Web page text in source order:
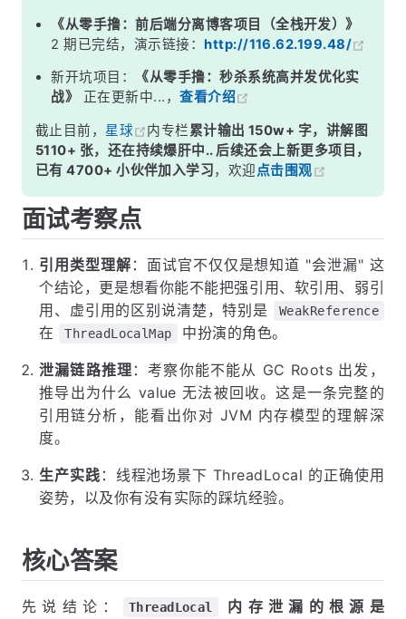
记忆口诀
总结
《从零手撸：前后端分离博客项目（全栈开发）》
2 期已完结，演示链接：http://116.62.199.48/
新开坑项目：
《从零手撸：秒杀系统高并发优化实
战》
正在更新中...，查看介绍
截止目前， 星球 内专栏累计输出 150w+ 字，讲解图
5110+ 张，还在持续爆肝中.. 后续还会上新更多项目，
已有 4700+ 小伙伴加入学习，欢迎点击围观
面试考察点
引用类型理解 ：面试官不仅仅是想知道 "会泄漏" 这
个结论，更是想看你能不能把强引用、软引用、弱引
用、虚引用的区别说清楚，特别是
WeakReference
在 ThreadLocalMap 中扮演的角色。
泄漏链路推理 ：考察你能不能从 GC Roots 出发，
推导出为什么 value 无法被回收。这是一条完整的
引用链分析，能看出你对 JVM 内存模型的理解深
度。
生产实践 ：线程池场景下 ThreadLocal 的正确使用
姿势，以及你有没有实际的踩坑经验。
核心答案
先说结论： ThreadLocal 内存泄漏的根源是